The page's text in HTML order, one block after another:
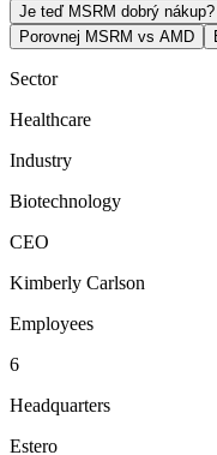
Je teď MSRM dobrý nákup?
Porovnej MSRM vs AMD
Sector
Healthcare
Industry
Biotechnology
CEO
Kimberly Carlson
Employees
6
Headquarters
Estero